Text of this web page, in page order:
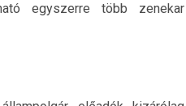
egyszerre több zenekar